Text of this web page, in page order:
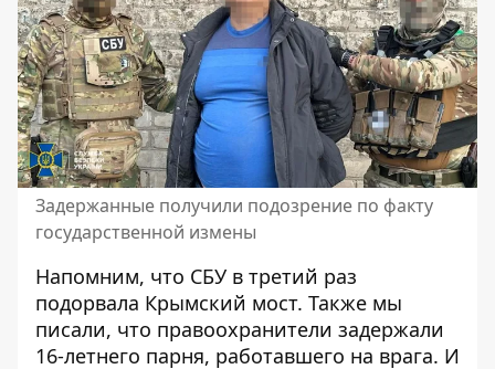
Задержанные получили подозрение по факту
государственной измены
Напомним, что СБУ в третий раз
подорвала Крымский мост. Также мы
писали, что правоохранители задержали
16-летнего парня, работавшего на врага. И